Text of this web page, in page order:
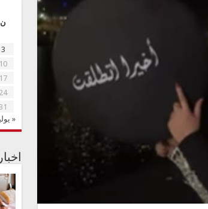
ن
3
10
17
24
«